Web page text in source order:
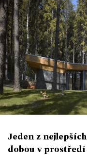
Jeden z
dobou v prostředí